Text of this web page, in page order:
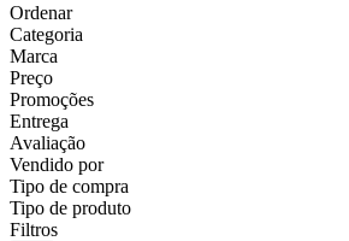
Ordenar
Categoria
Marca
Preço
Promoções
Entrega
Avaliação
Vendido por
Tipo de compra
Tipo de produto
Filtros